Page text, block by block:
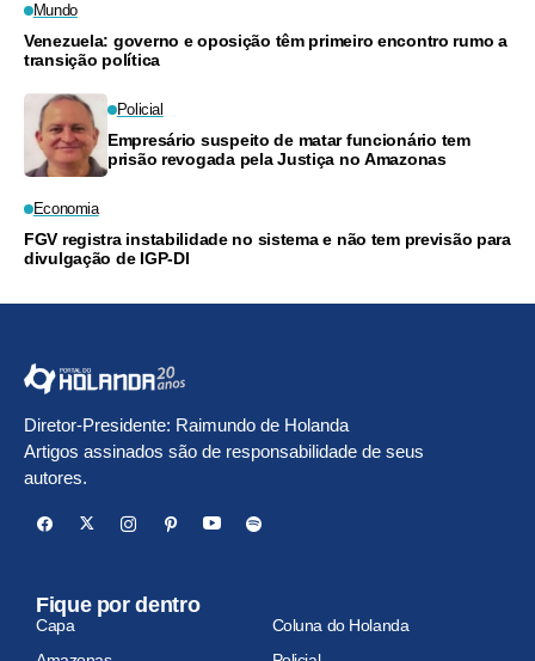
Mundo
Venezuela: governo e oposição têm primeiro encontro rumo a
transição política
Policial
Empresário suspeito de matar funcionário tem
prisão revogada pela Justiça no Amazonas
Economia
FGV registra instabilidade no sistema e não tem previsão para
divulgação de IGP-DI
Diretor-Presidente: Raimundo de Holanda
Artigos assinados são de responsabilidade de seus
autores.
Fique por dentro
Capa
Coluna do Holanda